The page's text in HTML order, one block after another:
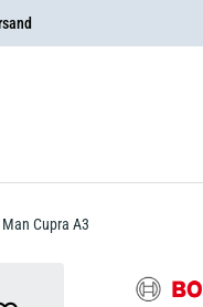
Cupra A3